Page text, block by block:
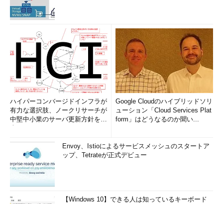
ハイパーコンバージドインフラが
有力な選択肢、ノークリサーチが
中堅中小業のサーバ更新方針を調
Google Cloudのハイブリッドソリ
ューション「Cloud Services Plat
form」はどうなるのか聞い...
Envoy、Istioによるサービスメッシュのスタートア
ップ、Tetrateが正式デビュー
【Windows 10】できる人は知っているキーボード